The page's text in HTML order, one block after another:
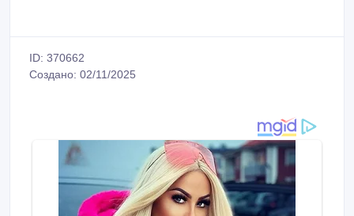
ID: 370662
Создано: 02/11/2025